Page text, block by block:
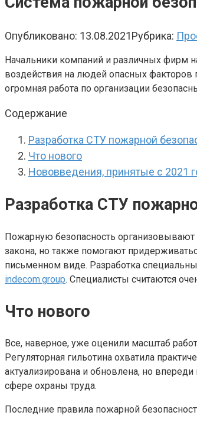
Опубликовано: 13.08.2021Рубрика:
Начальники компаний и различных фирм
воздействия на людей опасных факторов
огромная работа по организации
Содержание
Разработка СТУ пожарной
Что нового
Нововведения, принятые с 2021
Разработка СТУ
Пожарную безопасность
закона, но также помогают
письменном виде. Разработка
indecom.group. Специалисты считаются
Что нового
Все, наверное, уже оценили масштаб
Регуляторная гильотина охватила
актуализирована и обновлена, но
сфере охраны труда.
Последние правила пожарной